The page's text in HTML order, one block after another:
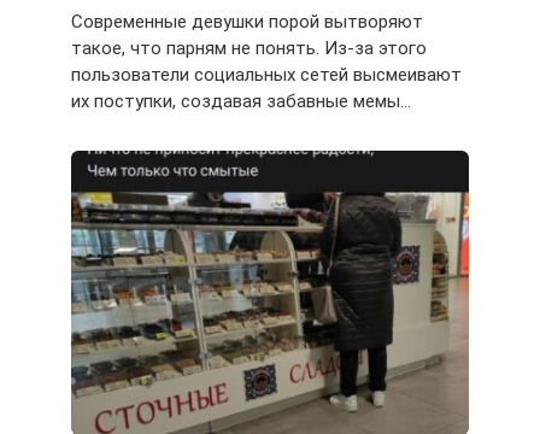
Современные девушки порой вытворяют
такое, что парням не понять. Из-за этого
пользователи социальных сетей высмеивают
их поступки, создавая забавные мемы…